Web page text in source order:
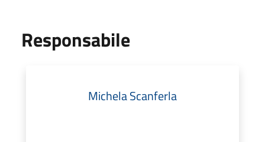
Responsabile
Michela Scanferla